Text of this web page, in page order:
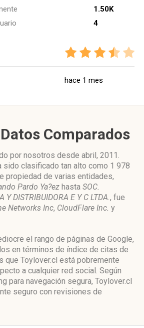
1.50K
4
hace 1 mes
Comparados
por nosotros desde abril, 2011.
sido clasificado tan alto como 1 978
propiedad de varias entidades,
Pardo Ya?ez hasta SOC.
Y DISTRIBUIDORA E Y C LTDA., fue
Networks Inc, CloudFlare Inc. y
el rango de páginas de Google,
en términos de índice de citas de
que Toylover.cl está pobremente
a cualquier red social. Según
para navegación segura, Toylover.cl
seguro con revisiones de